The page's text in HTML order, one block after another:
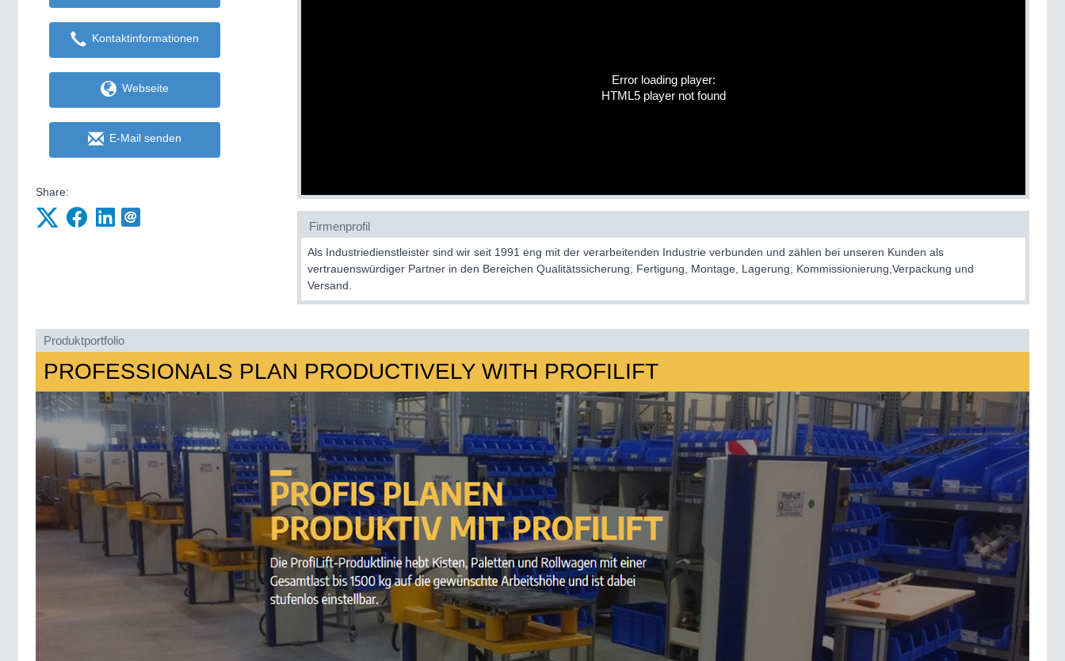
Kontaktinformationen
Webseite
E-Mail senden
Share:
Error loading player:
HTML5 player not found
Firmenprofil
Als Industriedienstleister sind wir seit 1991 eng mit der verarbeitenden Industrie verbunden und zählen bei unseren Kunden als
vertrauenswürdiger Partner in den Bereichen Qualitätssicherung, Fertigung, Montage, Lagerung, Kommissionierung,Verpackung und
Versand.
Produktportfolio
PROFESSIONALS PLAN PRODUCTIVELY WITH PROFILIFT